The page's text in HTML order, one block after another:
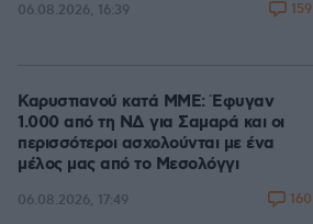
06.08.2026, 16:39 159
Καρυστιανού κατά ΜΜΕ: Έφυγαν
1.000 από τη ΝΔ για Σαμαρά και οι
περισσότεροι ασχολούνται με ένα
μέλος μας από το Μεσολόγγι
06.08.2026, 17:49 160